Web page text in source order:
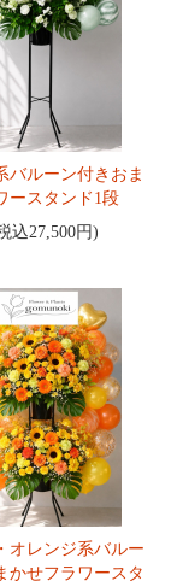
バルーン付きおま
ースタンド1段
込27,500円)
オレンジ系バルー
かせフラワースタ